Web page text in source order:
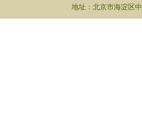
地址：北京市海淀区